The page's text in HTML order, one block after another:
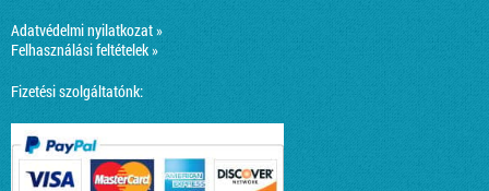
Adatvédelmi nyilatkozat »
Felhasználási feltételek »
Fizetési szolgáltatónk: